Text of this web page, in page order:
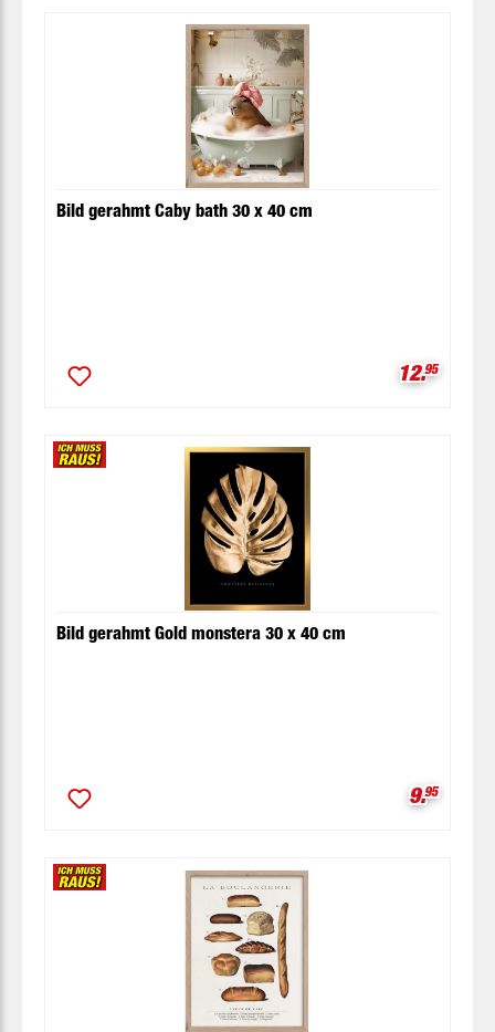
Bild gerahmt Caby bath 30 x 40 cm
12.95
Bild gerahmt Gold monstera 30 x 40 cm
9.95